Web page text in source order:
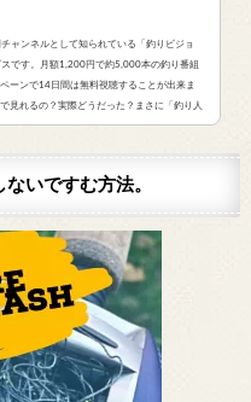
ャンネルとして知られている「釣りビジョ
です。月額1,200円で約5,000本の釣り番組
ーンで14日間は無料視聴することが出来ま
見れるの？実際どうだった？まさに「釣り人
ビスを申し込んだので、レビューをお伝えし
いですむ方法。